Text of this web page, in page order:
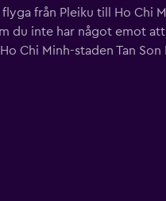
från Pleiku till Ho Chi
du inte har något emot
Chi Minh-staden Tan